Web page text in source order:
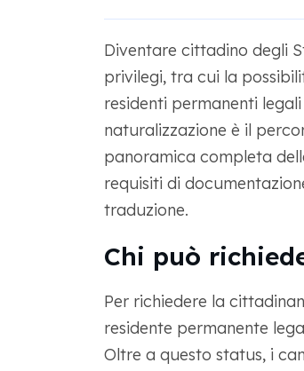
Diventare cittadino degli
privilegi, tra cui la
residenti permanenti
naturalizzazione è il
panoramica completa
requisiti di
traduzione.
Chi può
Per richiedere la
residente permanente
Oltre a questo status, i